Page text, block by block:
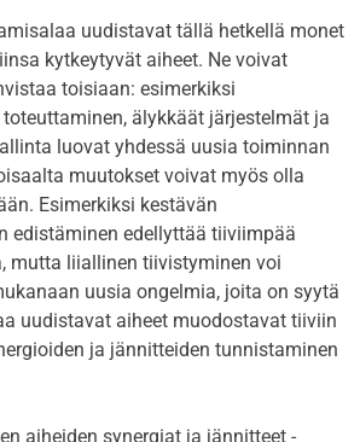
uudistavat tällä hetkellä monet
kytkeytyvät aiheet. Ne voivat
toisiaan: esimerkiksi
älykkäät järjestelmät ja
luovat yhdessä uusia toiminnan
muutokset voivat myös olla
Esimerkiksi kestävän
edistäminen edellyttää tiiviimpää
mutta liiallinen tiivistyminen voi
uusia ongelmia, joita on syytä
uudistavat aiheet muodostavat tiiviin
ja jännitteiden tunnistaminen
aiheiden synergiat ja jännitteet -